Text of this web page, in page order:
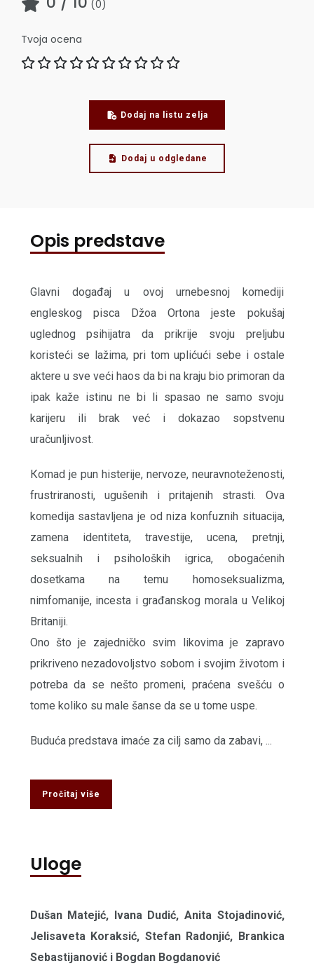
(0)
Tvoja ocena
Dodaj na listu zelja
Dodaj u odgledane
Opis predstave
Glavni događaj u ovoj urnebesnoj komediji
engleskog pisca Džoa Ortona jeste pokušaj
uglednog psihijatra da prikrije svoju preljubu
koristeći se lažima, pri tom uplićući sebe i ostale
aktere u sve veći haos da bi na kraju bio primoran da
ipak kaže istinu ne bi li spasao ne samo svoju
karijeru ili brak već i dokazao sopstvenu
uračunljivost.
Кomad je pun histerije, nervoze, neuravnoteženosti,
frustriranosti, ugušenih i pritajenih strasti. Ova
komedija sastavljena je od niza konfuznih situacija,
zamena identiteta, travestije, ucena, pretnji,
seksualnih i psiholoških igrica, obogaćenih
dosetkama na temu homoseksualizma,
nimfomanije, incesta i građanskog morala u Velikoj
Britaniji.
Ono što je zajedničko svim likovima je zapravo
prikriveno nezadovoljstvo sobom i svojim životom i
potreba da se nešto promeni, praćena svešću o
tome koliko su male šanse da se u tome uspe.
Buduća predstava imaće za cilj samo da zabavi, ...
Pročitaj više
Uloge
Dušan Matejić, Ivana Dudić, Anita Stojadinović,
Jelisaveta Koraksić, Stefan Radonjić, Brankica
Sebastijanović i Bogdan Bogdanović